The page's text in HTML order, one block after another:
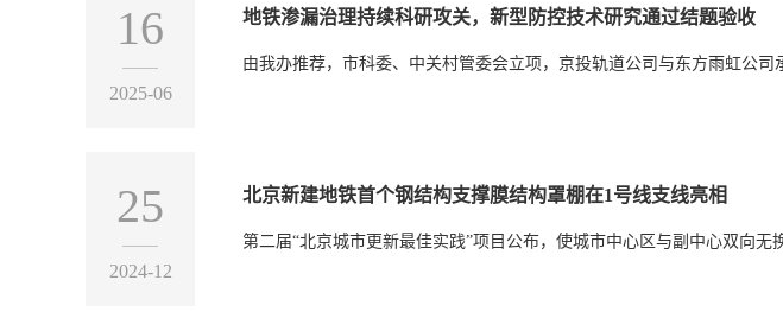
16
2025-06
地铁渗漏治理持续科研攻关，新型防控技术研究通过结题验收
由我办推荐，市科委、中关村管委会立项，京投轨道公司与东方雨虹公
25
2024-12
北京新建地铁首个钢结构支撑膜结构罩棚在1号线支线亮相
第二届“北京城市更新最佳实践”项目公布，使城市中心区与副中心双向无